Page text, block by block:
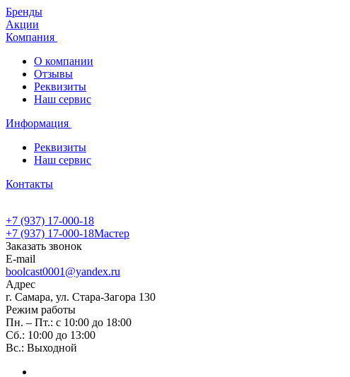
Бренды
Акции
Компания
О компании
Отзывы
Реквизиты
Наш сервис
Информация
Реквизиты
Наш сервис
Контакты
+7 (937) 17-000-18
+7 (937) 17-000-18Мастер
Заказать звонок
E-mail
boolcast0001@yandex.ru
Адрес
г. Самара, ул. Стара-Загора 130
Режим работы
Пн. – Пт.: с 10:00 до 18:00
Сб.: 10:00 до 13:00
Вс.: Выходной